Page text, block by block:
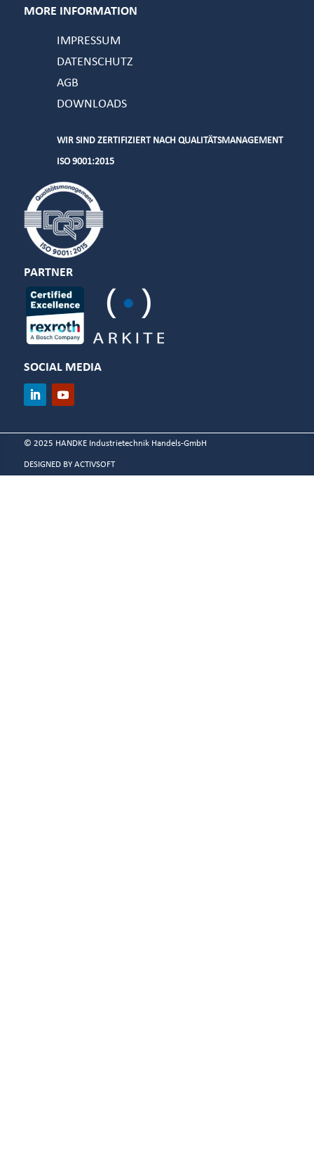
MORE INFORMATION
IMPRESSUM
DATENSCHUTZ
AGB
DOWNLOADS
WIR SIND ZERTIFIZIERT NACH QUALITÄTSMANAGEMENT
ISO 9001:2015
PARTNER
SOCIAL MEDIA
© 2025 HANDKE Industrietechnik Handels-GmbH
DESIGNED BY ACTIVSOFT